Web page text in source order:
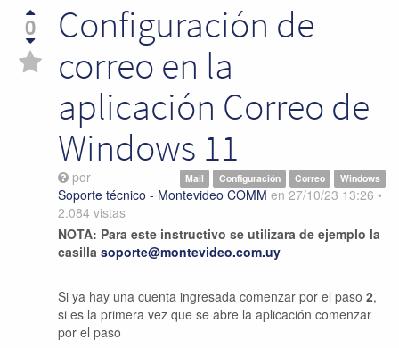
0
Configuración de
correo en la
aplicación Correo de
Windows 11
Mail Configuración Correo Windows
por
Soporte técnico - Montevideo COMM en 27/10/23 13:26 •
2.084 vistas
NOTA: Para este instructivo se utilizara de ejemplo la
casilla soporte@montevideo.com.uy
Si ya hay una cuenta ingresada comenzar por el paso 2,
si es la primera vez que se abre la aplicación comenzar
por el paso